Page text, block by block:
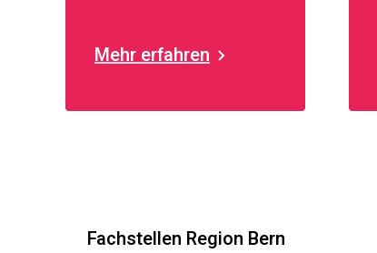
Mehr erfahren
Fachstellen Region Bern